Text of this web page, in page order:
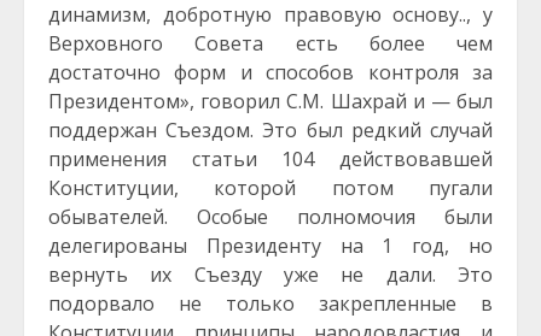
динамизм, добротную правовую основу.., у
Верховного Совета есть более чем
достаточно форм и способов контроля за
Президентом», говорил С.М. Шахрай и — был
поддержан Съездом. Это был редкий случай
применения статьи 104 действовавшей
Конституции, которой потом пугали
обывателей. Особые полномочия были
делегированы Президенту на 1 год, но
вернуть их Съезду уже не дали. Это
подорвало не только закрепленные в